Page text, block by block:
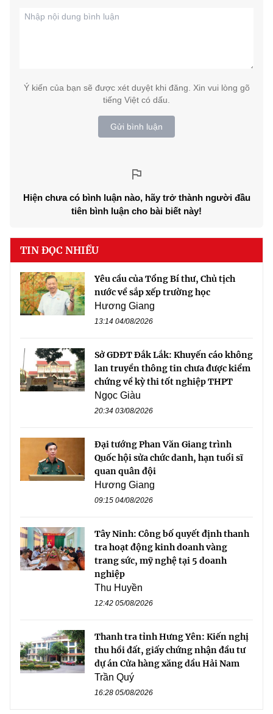
Ý kiến của bạn sẽ được xét duyệt khi đăng. Xin vui lòng gõ
tiếng Việt có dấu.
Gửi bình luận
Hiện chưa có bình luận nào, hãy trở thành người đầu
tiên bình luận cho bài biết này!
TIN ĐỌC NHIỀU
Yêu cầu của Tổng Bí thư, Chủ tịch
nước về sắp xếp trường học
Hương Giang
13:14 04/08/2026
Sở GDĐT Đắk Lắk: Khuyến cáo không
lan truyền thông tin chưa được kiểm
chứng về kỳ thi tốt nghiệp THPT
Ngọc Giàu
20:34 03/08/2026
Đại tướng Phan Văn Giang trình
Quốc hội sửa chức danh, hạn tuổi sĩ
quan quân đội
Hương Giang
09:15 04/08/2026
Tây Ninh: Công bố quyết định thanh
tra hoạt động kinh doanh vàng
trang sức, mỹ nghệ tại 5 doanh
nghiệp
Thu Huyền
12:42 05/08/2026
Thanh tra tỉnh Hưng Yên: Kiến nghị
thu hồi đất, giấy chứng nhận đầu tư
dự án Cửa hàng xăng dầu Hải Nam
Trần Quý
16:28 05/08/2026